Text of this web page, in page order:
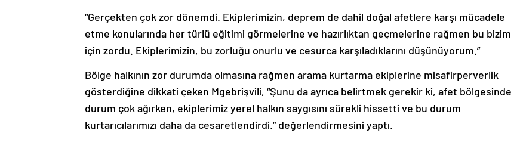
“Gerçekten çok zor dönemdi. Ekiplerimizin, deprem de dahil doğal afetlere karşı mücadele
etme konularında her türlü eğitimi görmelerine ve hazırlıktan geçmelerine rağmen bu bizim
için zordu. Ekiplerimizin, bu zorluğu onurlu ve cesurca karşıladıklarını düşünüyorum.”
Bölge halkının zor durumda olmasına rağmen arama kurtarma ekiplerine misafirperverlik
gösterdiğine dikkati çeken Mgebrişvili, “Şunu da ayrıca belirtmek gerekir ki, afet bölgesinde
durum çok ağırken, ekiplerimiz yerel halkın saygısını sürekli hissetti ve bu durum
kurtarıcılarımızı daha da cesaretlendirdi.” değerlendirmesini yaptı.